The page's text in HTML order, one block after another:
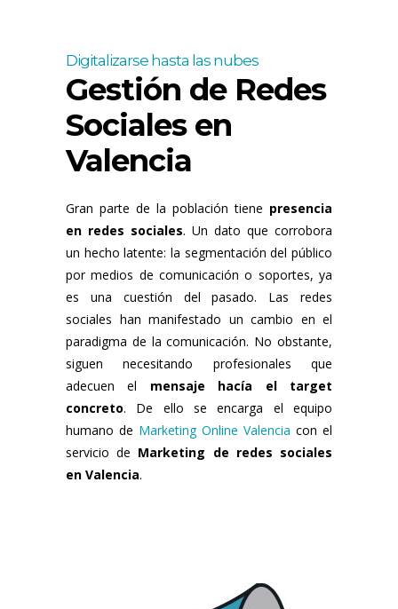
Digitalizarse hasta las nubes
Gestión de Redes
Sociales en
Valencia
Gran parte de la población tiene presencia
en redes sociales. Un dato que corrobora
un hecho latente: la segmentación del público
por medios de comunicación o soportes, ya
es una cuestión del pasado. Las redes
sociales han manifestado un cambio en el
paradigma de la comunicación. No obstante,
siguen necesitando profesionales que
adecuen el mensaje hacía el target
concreto. De ello se encarga el equipo
humano de Marketing Online Valencia con el
servicio de Marketing de redes sociales
en Valencia.